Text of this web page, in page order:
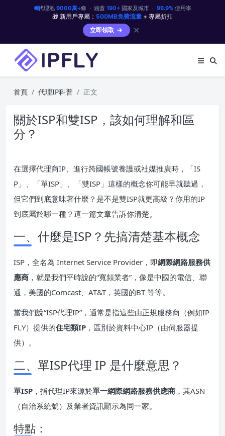
代理池 9000萬+條 · 涵蓋 190+國家及城市 · 99.9%使用率
🎁 新用戶專屬： 500MB免費流量 + 專屬折扣
立即領取
✕
首頁 代理IP科普 正文
關於ISP和雙ISP，該如何理解和區
分？
在選擇代理商IP、進行跨國帳號養護或社媒推廣時，「IS
P」、「單ISP」、「雙ISP」這樣的概念你可能早就聽過，
但它們到底意味著什麼？是不是雙ISP就更高級？你用的IP
到底屬於哪一種？這一篇文章告訴你清楚。
一、什麼是ISP？先搞清楚基本概念
ISP，全名為 Internet Service Provider，即網際網路服務供
應商 ，就是我們平時說的“寬頻業者”，像是中國的電信、聯
通，美國的Comcast、AT&T，英國的BT 等等。
當我們說“ISP代理IP”，通常是指這些由正規服務商（例如IP
FLY）提供的住宅類IP ，區別於資料中心IP（由伺服器提
供）。
二、單ISP代理 IP 是什麼意思？
單ISP ，指代理IP來源於單一網際網路服務供應商 ，其ASN
（自治系統號）及業者資訊顯示為同一家。
特點：